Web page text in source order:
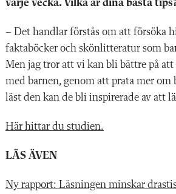
varje vecka. Vilka är dina bästa
– Det handlar förstås om att försöka
faktaböcker och skönlitteratur som
Men jag tror att vi kan bli bättre på
med barnen, genom att prata mer om
läst den kan de bli inspirerade av att
Här hittar du studien.
LÄS ÄVEN
Ny rapport: Läsningen minskar